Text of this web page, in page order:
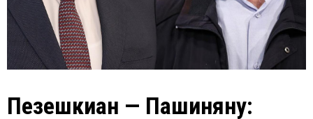
Пезешкиан — Пашиняну: